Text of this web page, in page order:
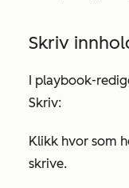
Skriv
I playbook-
Skriv:
Klikk hvor som
skrive.